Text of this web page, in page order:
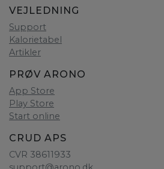
VEJLEDNING
Support
Kalorietabel
Artikler
PRØV ARONO
App Store
Play Store
Start online
CRUD APS
CVR 38611933